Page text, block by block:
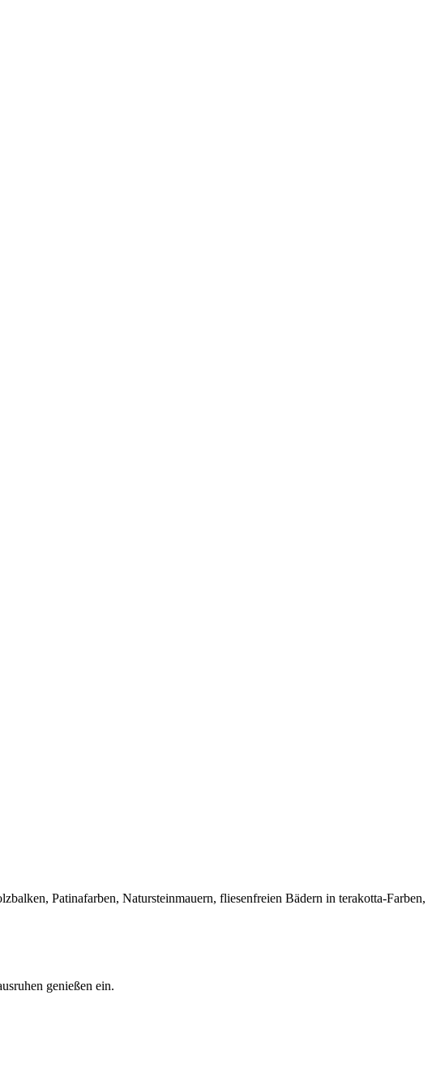
Patinafarben, Natursteinmauern, fliesenfreien Bädern in terakotta-Farben,
genießen ein.